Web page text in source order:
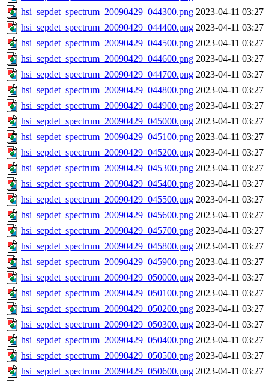
hsi_sepdet_spectrum_20090429_044300.png 2023-04-11 03:27
hsi_sepdet_spectrum_20090429_044400.png 2023-04-11 03:27
hsi_sepdet_spectrum_20090429_044500.png 2023-04-11 03:27
hsi_sepdet_spectrum_20090429_044600.png 2023-04-11 03:27
hsi_sepdet_spectrum_20090429_044700.png 2023-04-11 03:27
hsi_sepdet_spectrum_20090429_044800.png 2023-04-11 03:27
hsi_sepdet_spectrum_20090429_044900.png 2023-04-11 03:27
hsi_sepdet_spectrum_20090429_045000.png 2023-04-11 03:27
hsi_sepdet_spectrum_20090429_045100.png 2023-04-11 03:27
hsi_sepdet_spectrum_20090429_045200.png 2023-04-11 03:27
hsi_sepdet_spectrum_20090429_045300.png 2023-04-11 03:27
hsi_sepdet_spectrum_20090429_045400.png 2023-04-11 03:27
hsi_sepdet_spectrum_20090429_045500.png 2023-04-11 03:27
hsi_sepdet_spectrum_20090429_045600.png 2023-04-11 03:27
hsi_sepdet_spectrum_20090429_045700.png 2023-04-11 03:27
hsi_sepdet_spectrum_20090429_045800.png 2023-04-11 03:27
hsi_sepdet_spectrum_20090429_045900.png 2023-04-11 03:27
hsi_sepdet_spectrum_20090429_050000.png 2023-04-11 03:27
hsi_sepdet_spectrum_20090429_050100.png 2023-04-11 03:27
hsi_sepdet_spectrum_20090429_050200.png 2023-04-11 03:27
hsi_sepdet_spectrum_20090429_050300.png 2023-04-11 03:27
hsi_sepdet_spectrum_20090429_050400.png 2023-04-11 03:27
hsi_sepdet_spectrum_20090429_050500.png 2023-04-11 03:27
hsi_sepdet_spectrum_20090429_050600.png 2023-04-11 03:27